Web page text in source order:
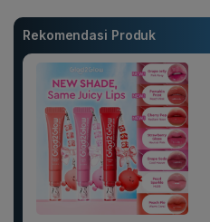
Rekomendasi Produk